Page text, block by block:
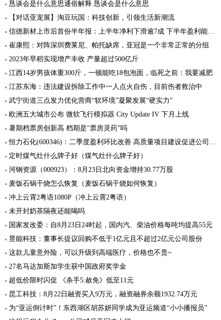
恳谈会是什么意思通俗解释 恳谈会是什么意思
【对话亚宠展】淘豆玩国：科技创新，引领生活新潮流
信德新材上市后首份半年报：上半年净利下滑逾7成 下半年盈利能力或有所增强
崔康熙：对阵深圳费莱尼、帕托缺席，亚冠是一个非常正常的分组
2023年早稻实现增产丰收 产量超过500亿斤
江西14岁男孩体重300斤，一顿能吃18包泡面，临死之前：我要减肥
江苏东海：违法建设拆除工作中一人点火自伤，目前伤者救治中
武宁街道三点发力优化营商“软环境”凝聚发展“硬实力”
欧洲五大城市公布 微软飞行模拟器 City Update IV 下月上线
暑期档票房创新高 档期是“票房灵药”吗
恒力石化(600346)：二季度盈利环比改善 高质量项目建设促进公司发展
定时煤气灶什么牌子好（煤气灶什么牌子好）
河钢资源（000923）：8月23日北向资金增持30.77万股
麦饭石锅干烧怎么恢复（麦饭石锅干烧如何恢复）
冲上云霄2粤语1080P（冲上云霄2粤语）
未开封奶茶隔夜还能喝吗
国家发改委：自8月23日24时起，国内汽、柴油价格每吨均提高55元
昱能科技：董事长提议回购不低于1亿元且不超过2亿元公司股份
这款儿童意外险，可以升级到高端医疗，价格也不贵~
27名马达加斯加学生获中国政府奖学金
超低价限时闪促 《杀手5:赦免》低至11元
昆工科技：8月22日融资买入9万元，融资融券余额1932.74万元
为“亚运倒计时”！东西湖区胡苏妍同学成为亚运频道“小小播报员”